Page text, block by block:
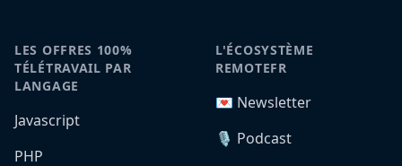
LES OFFRES 100%
TÉLÉTRAVAIL PAR
LANGAGE
Javascript
PHP
L'ÉCOSYSTÈME
REMOTEFR
💌 Newsletter
🎙️ Podcast